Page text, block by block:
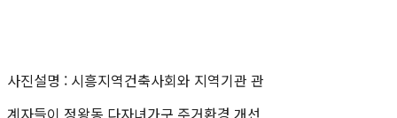
사진설명 : 시흥지역건축사회와 지역기관 관
계자들이 정왕동 다자녀가구 주거환경 개선